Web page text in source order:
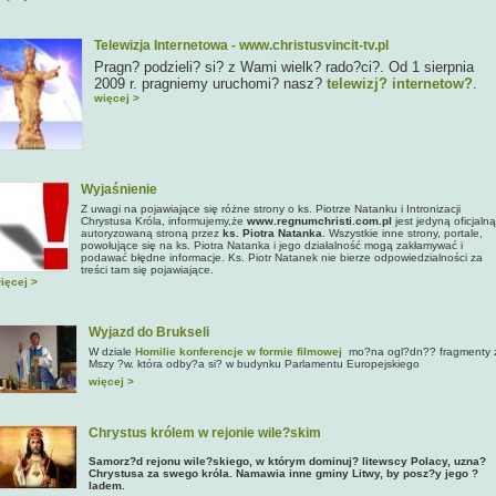
Telewizja Internetowa - www.christusvincit-tv.pl
Pragn? podzieli? si? z Wami wielk? rado?ci?. Od 1 sierpnia
2009 r. pragniemy uruchomi? nasz? telewizj? internetow?.
więcej >
Wyjaśnienie
Z uwagi na pojawiające się różne strony o ks. Piotrze Natanku i Intronizacji
Chrystusa Króla, informujemy,że www.regnumchristi.com.pl jest jedyną
autoryzowaną stroną przez ks. Piotra Natanka . Wszystkie inne strony, portale,
powołujące się na ks. Piotra Natanka i jego działalność mogą zakłamywać i
podawać błędne informacje. Ks. Piotr Natanek nie bierze odpowiedzialności za
treści tam się pojawiające.
>
Wyjazd do Brukseli
W dziale Homilie konferencje w formie filmowej mo?na ogl?dn?? fragmenty
Mszy ?w. która odby?a si? w budynku Parlamentu Europejskiego
więcej >
Chrystus królem w rejonie wile?skim
Samorz?d rejonu wile?skiego, w którym dominuj? litewscy Polacy, uzna?
Chrystusa za swego króla. Namawia inne gminy Litwy, by posz?y jego ?
ladem.